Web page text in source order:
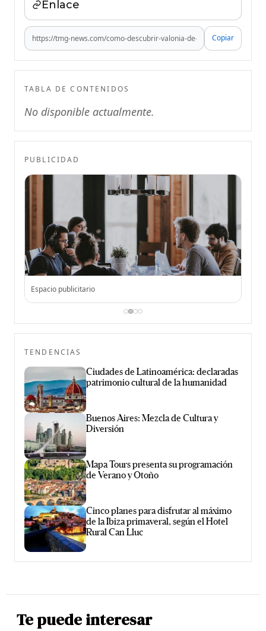
Enlace
Copiar
TABLA DE CONTENIDOS
No disponible actualmente.
PUBLICIDAD
Espacio publicitario
TENDENCIAS
Ciudades de Latinoamérica: declaradas
patrimonio cultural de la humanidad
Buenos Aires: Mezcla de Cultura y
Diversión
Mapa Tours presenta su programación
de Verano y Otoño
Cinco planes para disfrutar al máximo
de la Ibiza primaveral, según el Hotel
Rural Can Lluc
Te puede interesar